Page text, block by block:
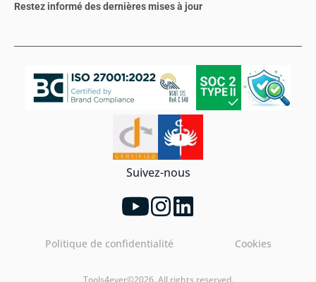
Restez informé des dernières mises à jour
Suivez-nous
Politique de confidentialité Cookies
Tools4ever©2026. All rights reserved.